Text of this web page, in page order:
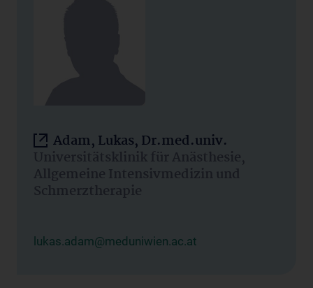
Adam, Lukas, Dr.med.univ.
Universitätsklinik für Anästhesie,
Allgemeine Intensivmedizin und
Schmerztherapie
lukas.adam@meduniwien.ac.at